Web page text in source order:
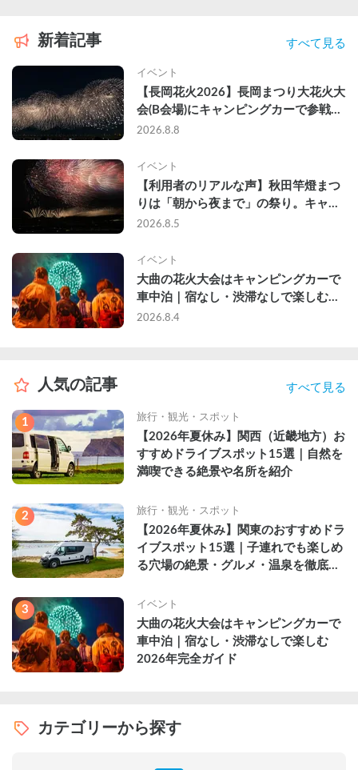
新着記事 すべて見る
イベント
【長岡花火2026】長岡まつり大花火大
会(B会場)にキャンピングカーで参戦し
て、長岡駅前で車中泊してきた
2026.8.8
イベント
【利用者のリアルな声】秋田竿燈まつ
りは「朝から夜まで」の祭り。キャン
ピングカーで行った2組の記録
2026.8.5
イベント
大曲の花火大会はキャンピングカーで
車中泊｜宿なし・渋滞なしで楽しむ
2026年完全ガイド
2026.8.4
人気の記事 すべて見る
1 旅行・観光・スポット
【2026年夏休み】関西（近畿地方）お
すすめドライブスポット15選｜自然を
満喫できる絶景や名所を紹介
2 旅行・観光・スポット
【2026年夏休み】関東のおすすめドラ
イブスポット15選｜子連れでも楽しめ
る穴場の絶景・グルメ・温泉を徹底解
3 イベント
大曲の花火大会はキャンピングカーで
車中泊｜宿なし・渋滞なしで楽しむ
2026年完全ガイド
カテゴリーから探す